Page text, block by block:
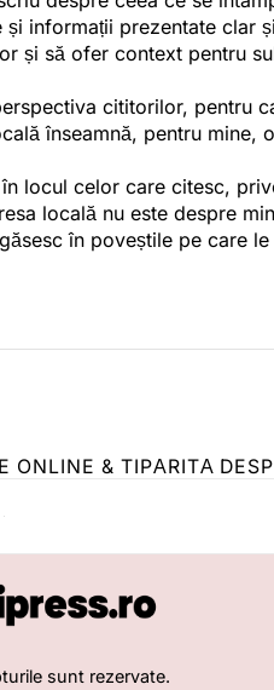
informații prezentate clar
și să ofer context pentru
cititorilor, pentru
înseamnă, pentru mine,
locul celor care citesc,
locală nu este despre
în poveștile pe care le
ONLINE & TIPĂRITĂ
sunt rezervate.